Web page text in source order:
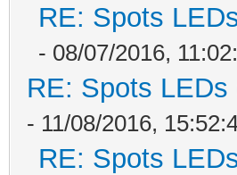
RE: Spots
- 08/07/2016,
RE: Spots
- 11/08/2016,
RE: Spots